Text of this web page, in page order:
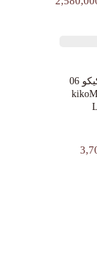
لیپ گلاس‌ برندکیکو 06